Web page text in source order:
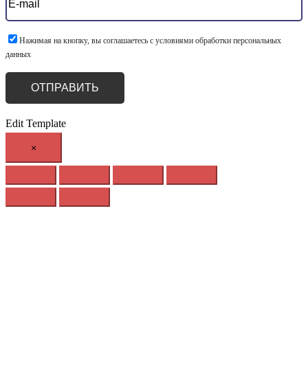
Нажимая на кнопку, вы соглашаетесь с условиями обработки персональных
данных
Edit Template
×